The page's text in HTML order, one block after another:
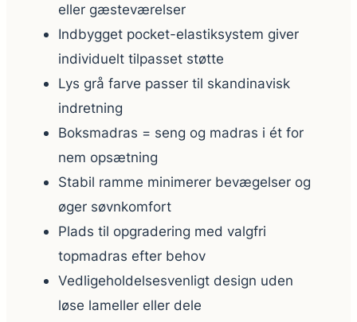
eller gæsteværelser
Indbygget pocket-elastiksystem giver
individuelt tilpasset støtte
Lys grå farve passer til skandinavisk
indretning
Boksmadras = seng og madras i ét for
nem opsætning
Stabil ramme minimerer bevægelser og
øger søvnkomfort
Plads til opgradering med valgfri
topmadras efter behov
Vedligeholdelsesvenligt design uden
løse lameller eller dele